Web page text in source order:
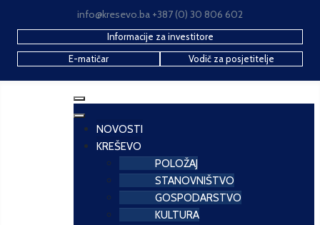
info@kresevo.ba +387 (0) 30 806 602
Informacije za investitore
E-matičar
Vodič za posjetitelje
NOVOSTI
KREŠEVO
POLOŽAJ
STANOVNIŠTVO
GOSPODARSTVO
KULTURA